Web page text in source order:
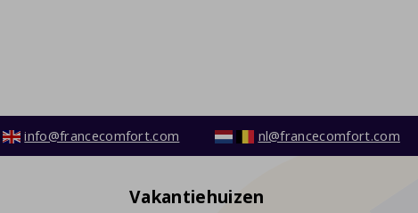
info@francecomfort.com nl@francecomfort.com
Vakantiehuizen